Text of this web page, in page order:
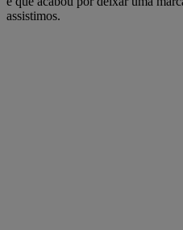
assistimos.